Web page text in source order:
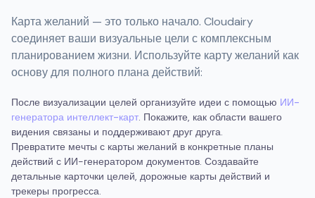
Карта желаний — это только начало. Cloudairy
соединяет ваши визуальные цели с комплексным
планированием жизни. Используйте карту желаний как
основу для полного плана действий:
После визуализации целей организуйте идеи с помощью ИИ-
генератора интеллект-карт. Покажите, как области вашего
видения связаны и поддерживают друг друга.
Превратите мечты с карты желаний в конкретные планы
действий с ИИ-генератором документов. Создавайте
детальные карточки целей, дорожные карты действий и
трекеры прогресса.